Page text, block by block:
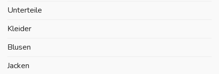
Unterteile
Kleider
Blusen
Jacken